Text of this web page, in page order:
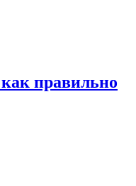
правильно